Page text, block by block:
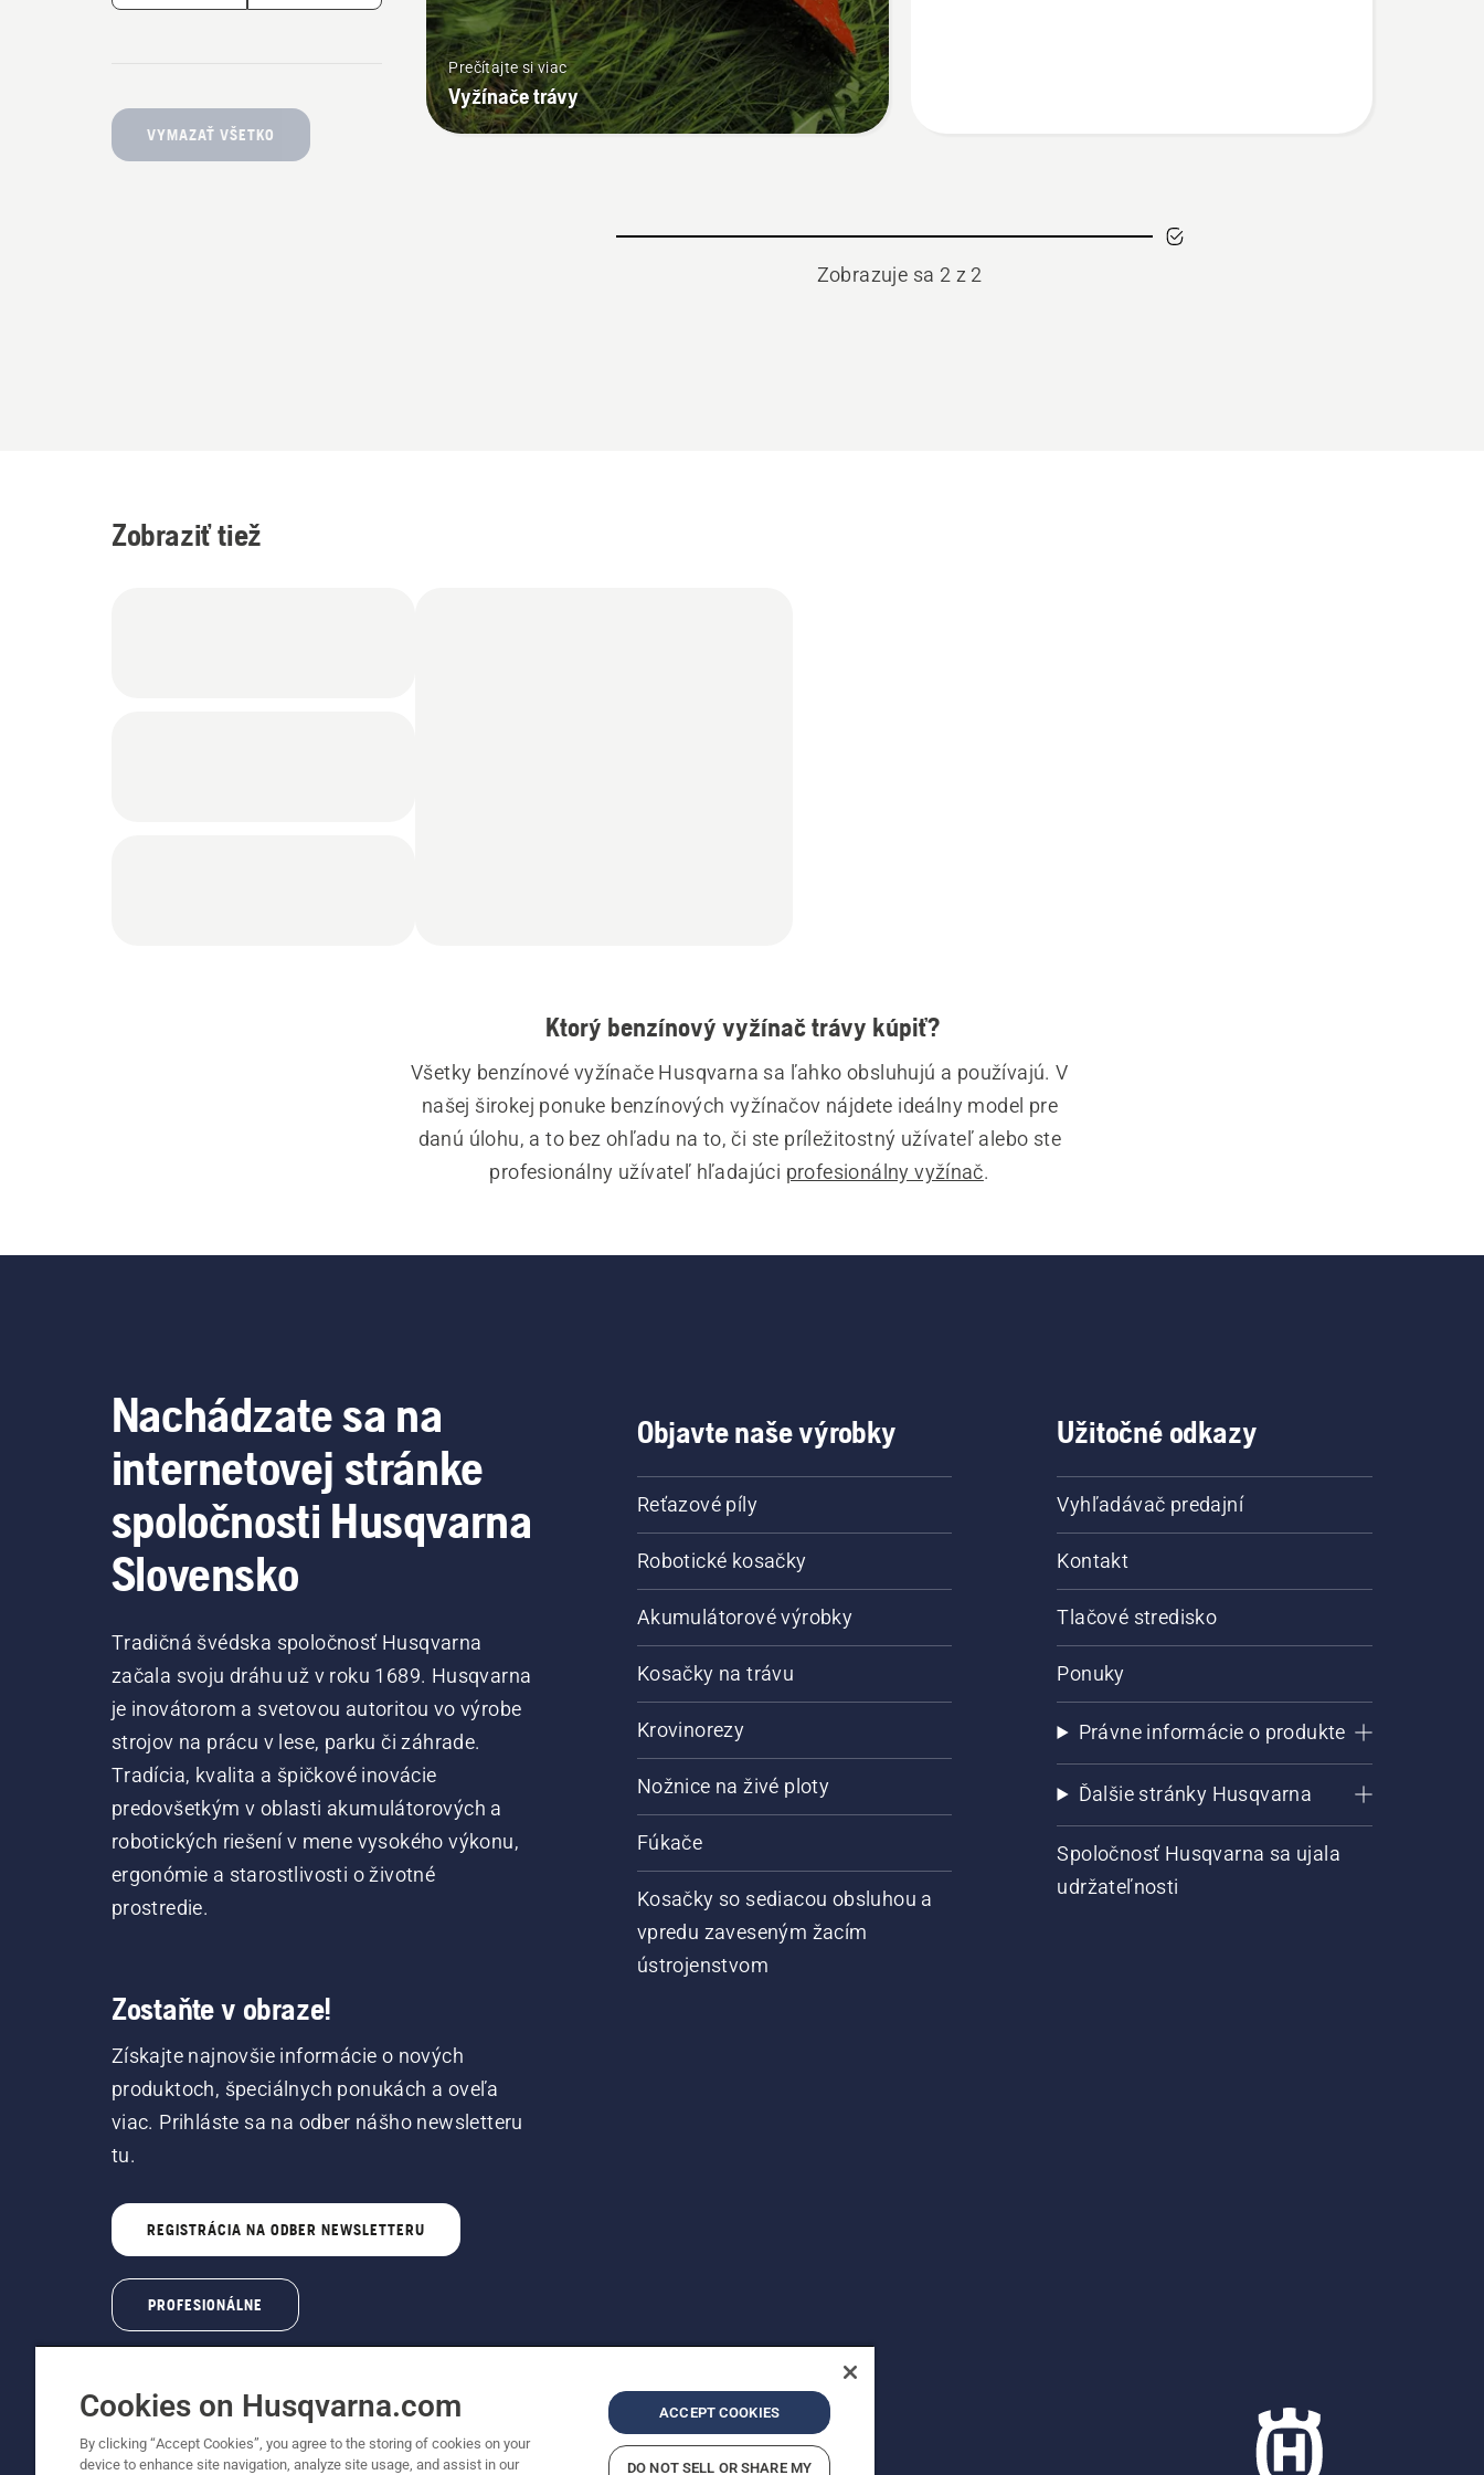
VYMAZAŤ VŠETKO
Prečítajte si viac
Vyžínače trávy
Zobrazuje sa 2 z 2
Zobraziť tiež
Ktorý benzínový vyžínač trávy kúpiť?
Všetky benzínové vyžínače Husqvarna sa ľahko obsluhujú a používajú. V
našej širokej ponuke benzínových vyžínačov nájdete ideálny model pre
danú úlohu, a to bez ohľadu na to, či ste príležitostný užívateľ alebo ste
profesionálny užívateľ hľadajúci profesionálny vyžínač
optimalizujú prácu používateľa. Náš široký sortiment vyžínačov
Nachádzate sa na
internetovej stránke
spoločnosti Husqvarna
Slovensko
Tradičná švédska spoločnosť Husqvarna
začala svoju dráhu už v roku 1689. Husqvarna
je inovátorom a svetovou autoritou vo výrobe
strojov na prácu v lese, parku či záhrade.
Tradícia, kvalita a špičkové inovácie
predovšetkým v oblasti akumulátorových a
robotických riešení v mene vysokého výkonu,
ergonómie a starostlivosti o životné
prostredie.
Zostaňte v obraze!
Získajte najnovšie informácie o nových
produktoch, špeciálnych ponukách a oveľa
viac. Prihláste sa na odber nášho newsletteru
tu.
REGISTRÁCIA NA ODBER NEWSLETTERU
PROFESIONÁLNE
Objavte naše výrobky
Reťazové píly
Robotické kosačky
Akumulátorové výrobky
Kosačky na trávu
Krovinorezy
Nožnice na živé ploty
Fúkače
Kosačky so sediacou obsluhou a
vpredu zaveseným žacím
ústrojenstvom
Užitočné odkazy
Vyhľadávač predajní
Kontakt
Tlačové stredisko
Ponuky
Právne informácie o produkte
Ďalšie stránky Husqvarna
Spoločnosť Husqvarna sa ujala
udržateľnosti
Cookies on Husqvarna.com
By clicking “Accept Cookies”, you agree to the storing of cookies on your
device to enhance site navigation, analyze site usage, and assist in our
ACCEPT COOKIES
DO NOT SELL OR SHARE MY